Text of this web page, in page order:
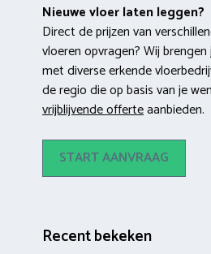
Nieuwe vloer laten leggen?
Direct de prijzen van
vloeren opvragen? Wij
met diverse erkende
de regio die op basis van je
vrijblijvende offerteaanbieden.
START AANVRAAG
Recent bekeken